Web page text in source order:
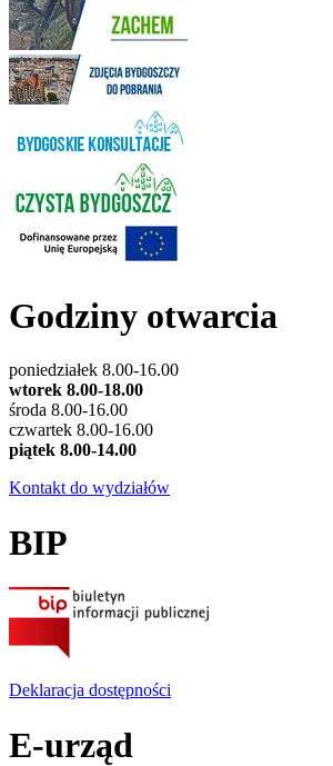
Godziny otwarcia
poniedziałek 8.00-16.00
wtorek 8.00-18.00
środa 8.00-16.00
czwartek 8.00-16.00
piątek 8.00-14.00
Kontakt do wydziałów
BIP
Deklaracja dostępności
E-urząd